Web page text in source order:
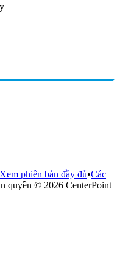
Xem phiên bản đầy đủ•Các
quyền © 2026 CenterPoint